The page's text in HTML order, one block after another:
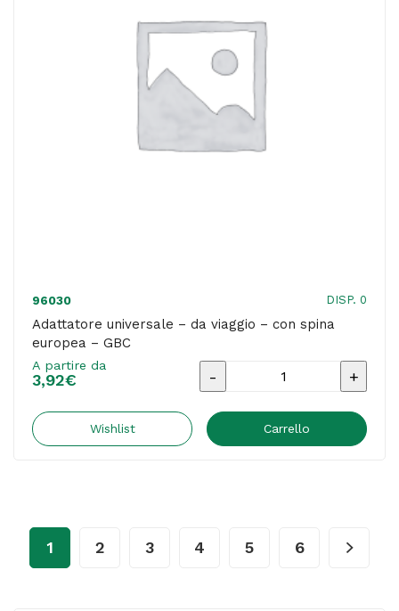
bipasso
10/16A
MKC
96030 DISP. 0
Adattatore universale – da viaggio – con spina
europea – GBC
A partire da
3,92€
Adattatore
-
Wishlist Carrello
1 2 3 4 5 6